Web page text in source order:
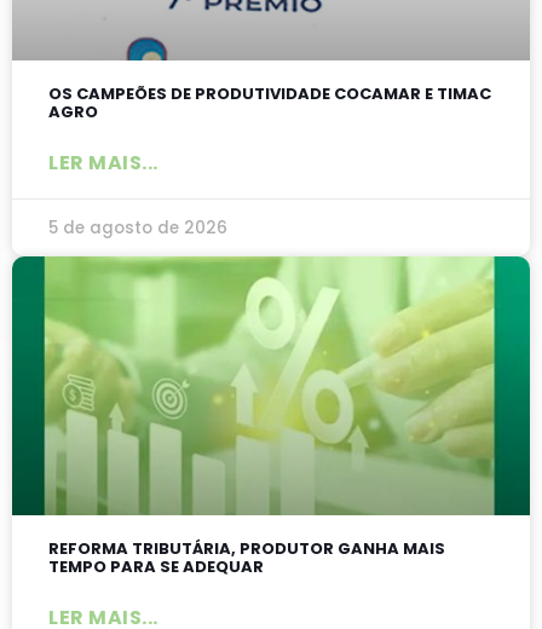
OS CAMPEÕES DE PRODUTIVIDADE COCAMAR E TIMAC
AGRO
LER MAIS...
5 de agosto de 2026
REFORMA TRIBUTÁRIA, PRODUTOR GANHA MAIS
TEMPO PARA SE ADEQUAR
LER MAIS...